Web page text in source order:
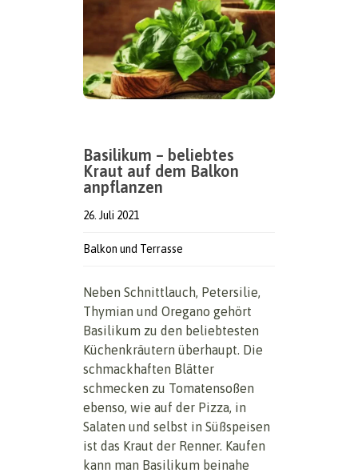
Basilikum – beliebtes
Kraut auf dem Balkon
anpflanzen
26. Juli 2021
Balkon und Terrasse
Neben Schnittlauch, Petersilie,
Thymian und Oregano gehört
Basilikum zu den beliebtesten
Küchenkräutern überhaupt. Die
schmackhaften Blätter
schmecken zu Tomatensoßen
ebenso, wie auf der Pizza, in
Salaten und selbst in Süßspeisen
ist das Kraut der Renner. Kaufen
kann man Basilikum beinahe